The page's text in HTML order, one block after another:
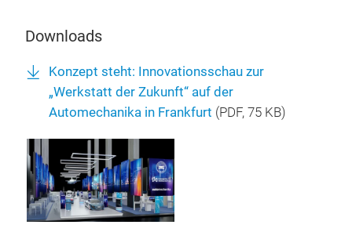
Downloads
Konzept steht: Innovationsschau zur
„Werkstatt der Zukunft“ auf der
Automechanika in Frankfurt (PDF, 75 KB)